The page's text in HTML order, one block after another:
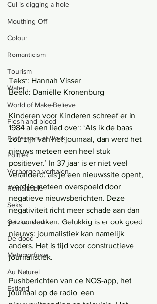
Cul is digging a hole
Mouthing Off
Colour
Romanticism
Tourism
Water
World of Make-Believe
Flesh and blood
Professors at Work
Politiek
Verborgen verhalen
Remarkable
Seks
Griekenland
De dood
Metamorfose
Au Naturel
Estland
Tekst: Hannah Visser
Beeld: Daniëlle Kronenburg
Kinderen voor Kinderen schreef er in
1984 al een lied over: ‘Als ik de baas
zou zijn van het journaal, dan werd het
nieuws meteen een heel stuk
positiever.’ In 37 jaar is er niet veel
veranderd: als je een nieuwssite opent,
word je meteen overspoeld door
negatieve nieuwsberichten. Deze
negativiteit richt meer schade aan dan
je zou denken. Gelukkig is er ook goed
nieuws: journalistiek kan namelijk
anders. Het is tijd voor constructieve
journalistiek.
Pushberichten van de NOS-app, het
journaal op de radio, een